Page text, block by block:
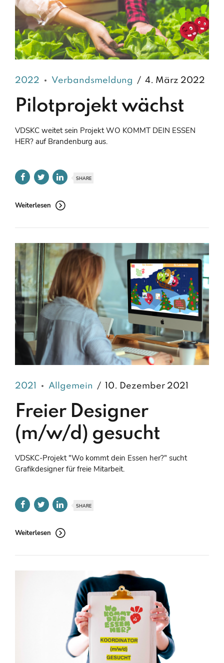
2022 Verbandsmeldung 4. März 2022
Pilotprojekt wächst
VDSKC weitet sein Projekt WO KOMMT DEIN ESSEN
HER? auf Brandenburg aus.
SHARE
Weiterlesen
2021 Allgemein 10. Dezember 2021
Freier Designer
(m/w/d) gesucht
VDSKC-Projekt "Wo kommt dein Essen her?" sucht
Grafikdesigner für freie Mitarbeit.
SHARE
Weiterlesen